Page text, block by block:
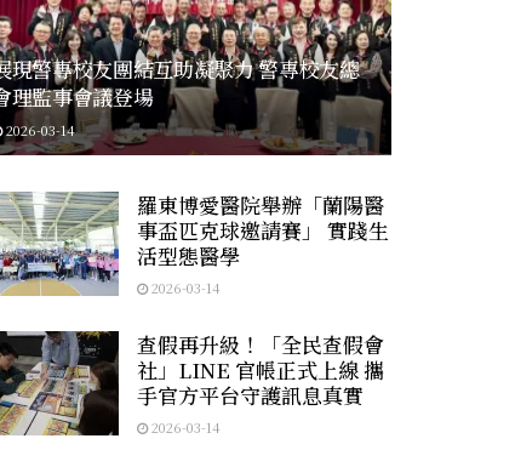
現警專校友團結互助凝聚力 警專校友總
理監事會議登場
2026-03-14
羅東博愛醫院舉辦「蘭陽醫
事盃匹克球邀請賽」 實踐生
活型態醫學
2026-03-14
查假再升級！「全民查假會
社」LINE 官帳正式上線 攜
手官方平台守護訊息真實
2026-03-14